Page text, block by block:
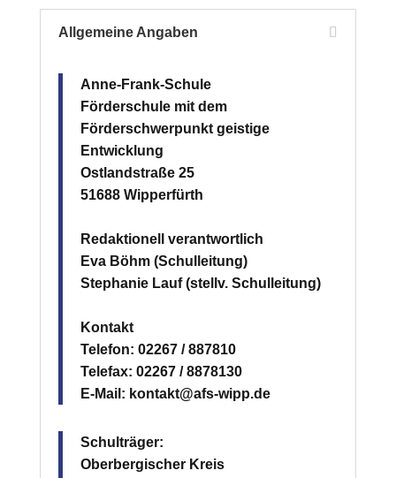
Allgemeine Angaben
Anne-Frank-Schule
Förderschule mit dem
Förderschwerpunkt geistige
Entwicklung
Ostlandstraße 25
51688 Wipperfürth
Redaktionell verantwortlich
Eva Böhm (Schulleitung)
Stephanie Lauf (stellv. Schulleitung)
Kontakt
Telefon: 02267 / 887810
Telefax: 02267 / 8878130
E-Mail: kontakt@afs-wipp.de
Schulträger:
Oberbergischer Kreis